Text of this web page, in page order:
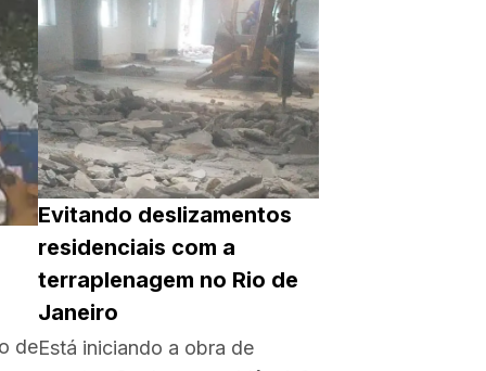
de
Evitando deslizamentos
residenciais com a
terraplenagem no Rio de
Janeiro
Está iniciando a obra de